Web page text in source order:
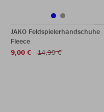
JAKO Feldspielerhandschuhe
Fleece
9,00 €
14,99 €